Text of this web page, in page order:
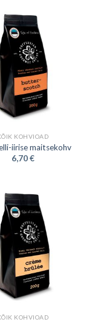
KOHVIOAD
iirise maitsekohv
6,70€
KOHVIOAD